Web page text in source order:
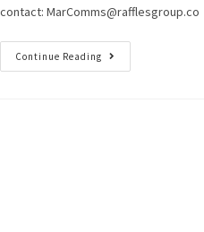
contact: MarComms@rafflesgroup.co
Continue Reading